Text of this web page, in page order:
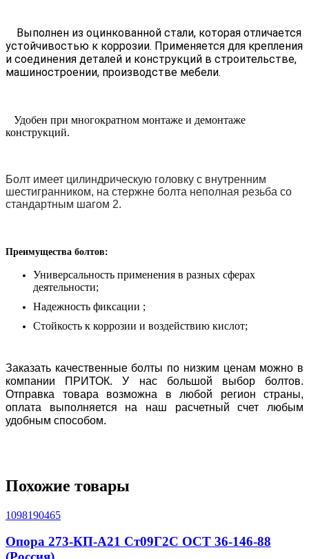
Выполнен из оцинкованной стали, которая отличается
устойчивостью к коррозии. Применяется для крепления
и соединения деталей и конструкций в строительстве,
машиностроении, производстве мебели.
Удобен при многократном монтаже и демонтаже
конструкций.
Болт имеет цилиндрическую головку с внутренним
шестигранником, на стержне болта неполная резьба со
стандартным шагом 2.
Преимущества болтов:
Универсальность применения в разных сферах
деятельности;
Надежность фиксации ;
Стойкость к коррозии и воздействию кислот;
Заказать качественные болты по низким ценам можно в
компании ПРИТОК. У нас большой выбор болтов.
Отправка товара возможна в любой регион страны,
оплата выполняется на наш расчетный счет любым
удобным способом.
Похожие товары
1098190465
Опора 273-КП-А21 Ст09Г2С ОСТ 36-146-88